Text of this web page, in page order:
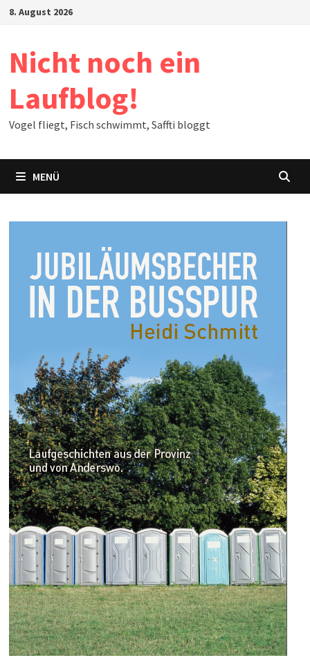
Zum8. August 2026
Nicht noch ein
Laufblog!
Vogel fliegt, Fisch schwimmt, Saffti bloggt
MENÜ